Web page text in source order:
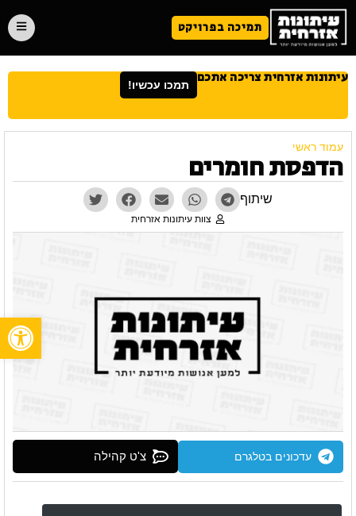
תמיכה בפרויקט
עיתונות אזרחית צריכה אתכם תמכו עכשיו!
עמוד ראשי
הדפסת חומרים
צוות עיתונות אזרחית
שיתוף
עדכונים בטלגרם צ'ט קהילה